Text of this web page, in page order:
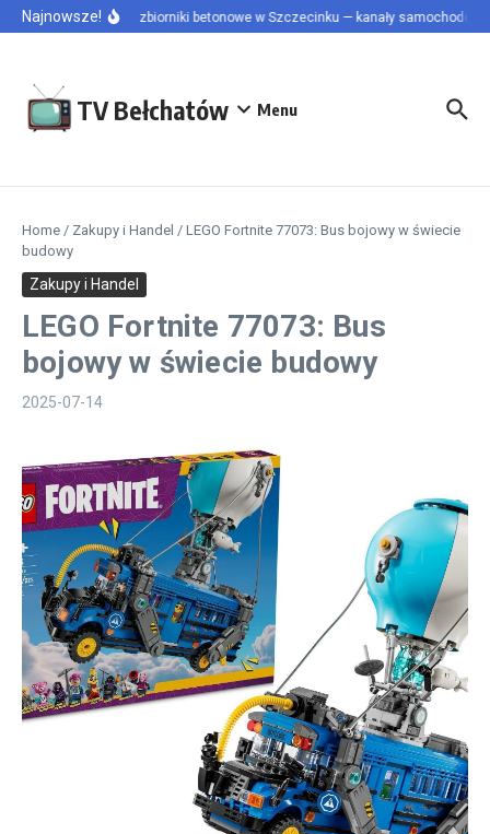
Przejdź do treści
Najnowsze!Szamba i zbiorniki betonowe w Szczecinku — kanały samochodowe i
TV Bełchatów Menu
Home / Zakupy i Handel / LEGO Fortnite 77073: Bus bojowy w świecie
budowy
Zakupy i Handel
LEGO Fortnite 77073: Bus
bojowy w świecie budowy
2025-07-14